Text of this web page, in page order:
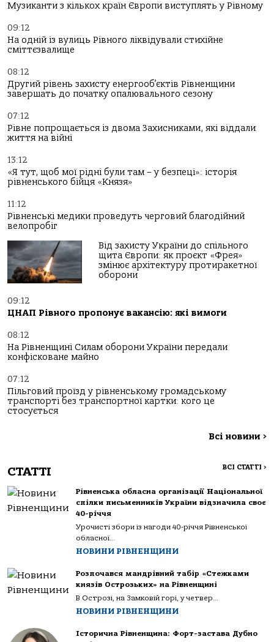
Музиканти з кількох країн Європи виступлять у Рівному
09:12
На одній із вулиць Рівного ліквідували стихійне
сміттєзвалище
08:12
Другий рівень захисту енергооб’єктів Рівненщини
завершать до початку опалювального сезону
07:12
Рівне попрощається із двома Захисниками, які віддали
життя на війні
13:12
«Я тут, щоб мої рідні були там – у безпеці»: історія
рівненського бійця «Князя»
11:12
Рівненські медики проведуть черговий благодійний
велопробіг
Від захисту України до спільного
щита Європи: як проєкт «Фрея»
змінює архітектуру протиракетної
оборони
09:12
ЦНАП Рівного пропонує вакансію: які вимоги
08:12
На Рівненщині Силам оборони України передали
конфісковане майно
07:12
Пільговий проїзд у рівненському громадському
транспорті без транспортної картки: кого це
стосується
Всі новини >
СТАТТІ ВСІ СТАТТІ >
Рівненська обласна організації Національної
спілки письменників України відзначила своє
40-річчя
Урочисті збори із нагоди 40-річчя Рівненської
обласної...
НОВИНИ РІВНЕНЩИНИ
Розпочався мандрівний табір «Стежками
князів Острозьких» на Рівненщині
В Острозі, на Замковій горі, у четвер...
НОВИНИ РІВНЕНЩИНИ
Історична Рівненщина: Форт-застава Дубно